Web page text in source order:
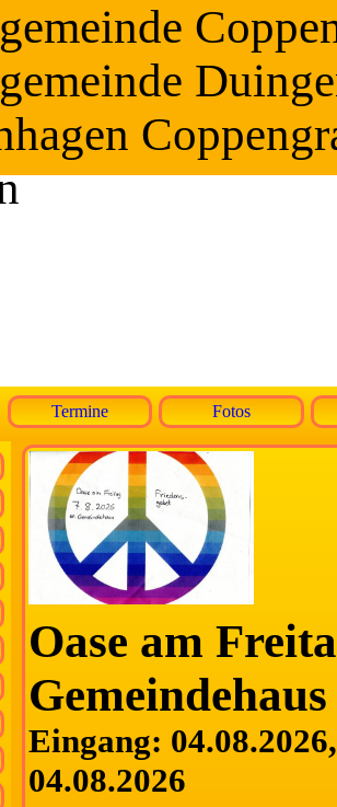
Termine Fotos
Oase am
Eingang:
04.08.2026